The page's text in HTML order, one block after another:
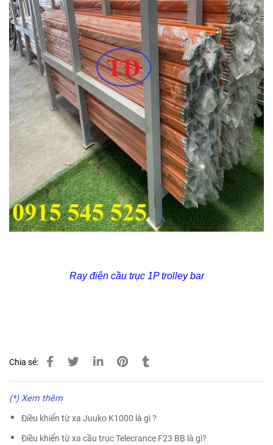
Ray điện cầu trục 1P trolley bar
Chia sẻ:
(*) Xem thêm
Điều khiển từ xa Juuko K1000 là gì ?
Điều khiển từ xa cầu trục Telecrance F23 BB là gì?